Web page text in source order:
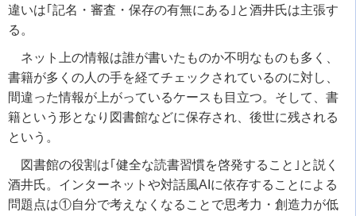
違いは｢記名・審査・保存の有無にある｣と酒井氏は主張す
る。
ネット上の情報は誰が書いたものか不明なものも多く、
書籍が多くの人の手を経てチェックされているのに対し、
間違った情報が上がっているケースも目立つ。そして、書
籍という形となり図書館などに保存され、後世に残される
という。
図書館の役割は｢健全な読書習慣を啓発すること｣と説く
酒井氏。インターネットや対話風AI に依存することによる
問題点は①自分で考えなくなることで思考力・創造力が低